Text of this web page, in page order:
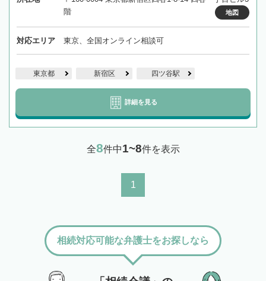
階
地図
対応エリア 東京、全国オンライン相談可
東京都 新宿区 四ツ谷駅
詳細を見る
全8件中1~8件を表示
1
相続対応可能な弁護士をお探しなら